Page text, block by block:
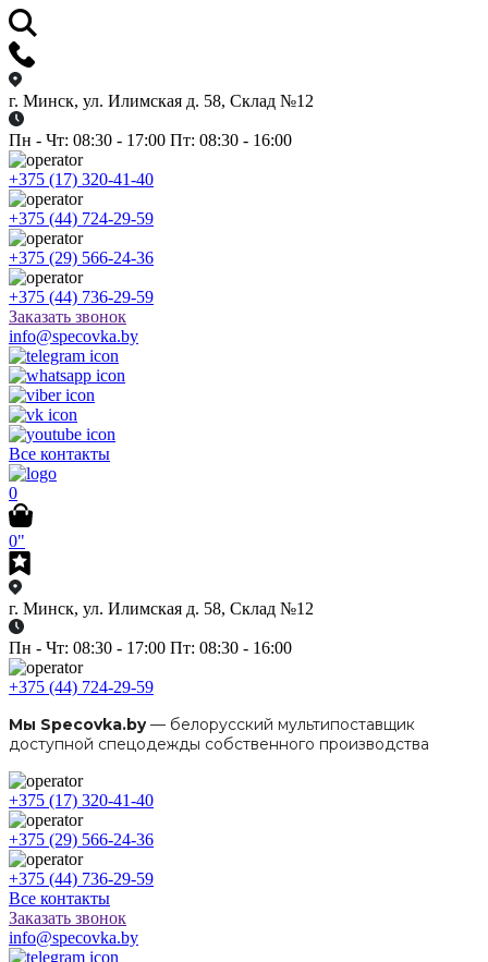
г. Минск, ул. Илимская д. 58, Склад №12
Пн - Чт: 08:30 - 17:00 Пт: 08:30 - 16:00
+375 (17) 320-41-40
+375 (44) 724-29-59
+375 (29) 566-24-36
+375 (44) 736-29-59
Заказать звонок
info@specovka.by
Все контакты
0
0"
г. Минск, ул. Илимская д. 58, Склад №12
Пн - Чт: 08:30 - 17:00 Пт: 08:30 - 16:00
+375 (44) 724-29-59
Мы Specovka.by — белорусский мультипоставщик
доступной спецодежды собственного производства
+375 (17) 320-41-40
+375 (29) 566-24-36
+375 (44) 736-29-59
Все контакты
Заказать звонок
info@specovka.by